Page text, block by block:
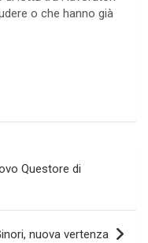
o che hanno già
Questore di
nuova vertenza